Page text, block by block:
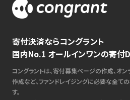
寄付決済ならコングラント
国内No.1 オールインワンの寄付
コングラントは、寄付募集ページの作成、オ
作成など、ファンドレイジングに必要な全て
す。